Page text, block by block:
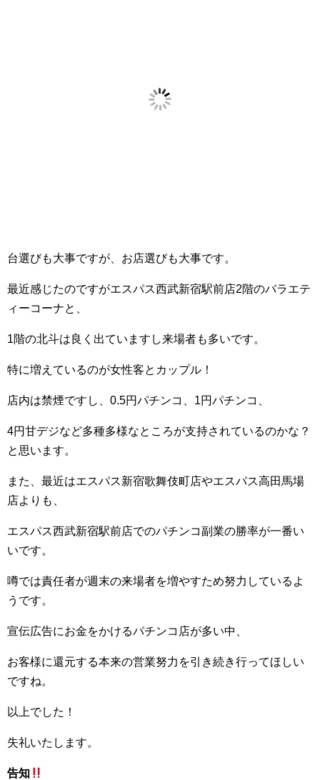
台選びも大事ですが、お店選びも大事です。
最近感じたのですがエスパス西武新宿駅前店2階のバラエテ
ィーコーナと、
1階の北斗は良く出ていますし来場者も多いです。
特に増えているのが女性客とカップル！
店内は禁煙ですし、0.5円パチンコ、1円パチンコ、
4円甘デジなど多種多様なところが支持されているのかな？
と思います。
また、最近はエスパス新宿歌舞伎町店やエスパス高田馬場
店よりも、
エスパス西武新宿駅前店でのパチンコ副業の勝率が一番い
いです。
噂では責任者が週末の来場者を増やすため努力しているよ
うです。
宣伝広告にお金をかけるパチンコ店が多い中、
お客様に還元する本来の営業努力を引き続き行ってほしい
ですね。
以上でした！
失礼いたします。
告知